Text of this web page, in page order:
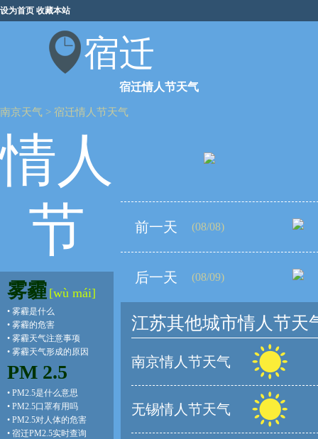
设为首页 收藏本站
宿迁
宿迁情人节天气
南京天气 > 宿迁情人节天气
情人
节
雾霾 [wù mái]
• 雾霾是什么
• 雾霾的危害
• 雾霾天气注意事项
• 雾霾天气形成的原因
PM 2.5
• PM2.5是什么意思
• PM2.5口罩有用吗
• PM2.5对人体的危害
• 宿迁PM2.5实时查询
前一天 (08/08)
后一天 (08/09)
江苏其他城市情人节天
南京情人节天气
无锡情人节天气